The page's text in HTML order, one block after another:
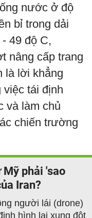
nước ở độ
bỉ trong dải
49 độ C,
nâng cấp trang
là lời khẳng
việc tái định
và làm chủ
chiến trường
phải 'sao
Iran?
người lái (drone)
hình lại xung đột